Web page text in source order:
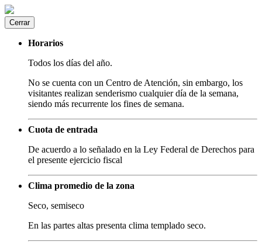
Cerrar
Horarios
Todos los días del año.
No se cuenta con un Centro de Atención, sin embargo, los
visitantes realizan senderismo cualquier día de la semana,
siendo más recurrente los fines de semana.
Cuota de entrada
De acuerdo a lo señalado en la Ley Federal de Derechos para
el presente ejercicio fiscal
Clima promedio de la zona
Seco, semiseco
En las partes altas presenta clima templado seco.